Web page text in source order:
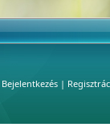
Bejelentkezés|